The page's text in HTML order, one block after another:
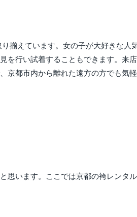
揃えています。女の子が大好きな
を行い試着することもできます。
都市内から離れた遠方の方でも気
思います。ここでは京都の袴レン